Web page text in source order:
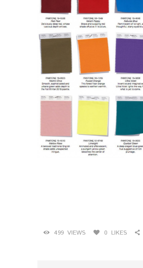
499 VIEWS 0 LIKES